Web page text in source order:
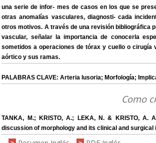
una serie de infor- mes de casos en los que se
otras anomalías vasculares, diagnosti- cada
otros motivos. A través de una revisión bibliográfica
vascular, señalar la importancia de conocerla
sometidos a operaciones de tórax y cuello o
aórtico y sus ramas.
PALABRAS CLAVE: Arteria lusoria; Morfología;
Como
TANKA, M.; KRISTO, A.; LEKA, N. & KRISTO,
discussion of morphology and its clinical and surgical